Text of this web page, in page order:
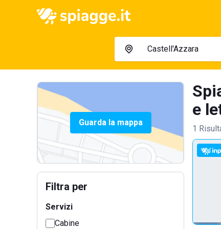
Guarda la mappa
Filtra per
Servizi
Cabine
e
1